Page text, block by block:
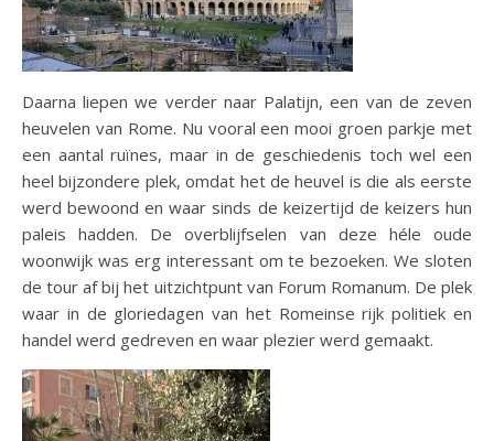
Daarna liepen we verder naar Palatijn, een van de zeven
heuvelen van Rome. Nu vooral een mooi groen parkje met
een aantal ruïnes, maar in de geschiedenis toch wel een
heel bijzondere plek, omdat het de heuvel is die als eerste
werd bewoond en waar sinds de keizertijd de keizers hun
paleis hadden. De overblijfselen van deze héle oude
woonwijk was erg interessant om te bezoeken. We sloten
de tour af bij het uitzichtpunt van Forum Romanum. De plek
waar in de gloriedagen van het Romeinse rijk politiek en
handel werd gedreven en waar plezier werd gemaakt.